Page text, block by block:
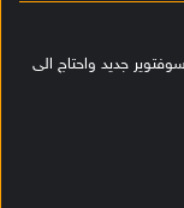
جديد واحتاج الى